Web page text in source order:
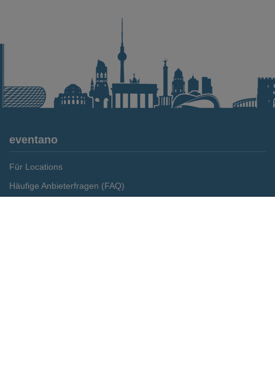
eventano
Für Locations
Häufige Anbieterfragen (FAQ)